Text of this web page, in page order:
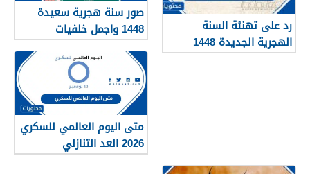
رد على تهنئة السنة
الهجرية الجديدة 1448
صور سنة هجرية سعيدة
1448 واجمل خلفيات
ورمزيات العام الجديد
متى اليوم العالمي للسكري
2026 العد التنازلي